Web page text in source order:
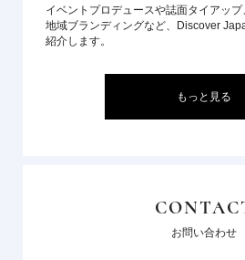
イベントプロデュースや誌面タイアップ
地域ブランディングなど、Discover
紹介します。
もっと見る
お問い合わせ